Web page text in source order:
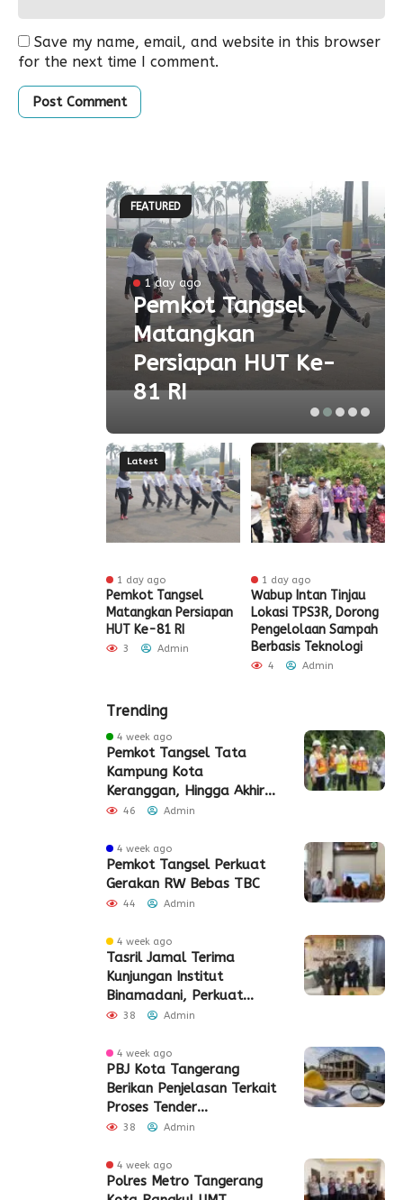
Save my name, email, and website in this browser
for the next time I comment.
FEATURED
1 day ago
Pemkot Tangsel
Matangkan
Persiapan HUT Ke-
81 RI
Latest
1 day ago
Pemkot Tangsel
Matangkan Persiapan
HUT Ke-81 RI
3 Admin
1 day ago
Wabup Intan Tinjau
Lokasi TPS3R, Dorong
Pengelolaan Sampah
Berbasis Teknologi
4 Admin
Trending
4 week ago
Pemkot Tangsel Tata
Kampung Kota
Keranggan, Hingga Akhir
2026
46 Admin
4 week ago
Pemkot Tangsel Perkuat
Gerakan RW Bebas TBC
44 Admin
4 week ago
Tasril Jamal Terima
Kunjungan Institut
Binamadani, Perkuat
Sinergi Bangun SDM Kota
38 Admin
4 week ago
PBJ Kota Tangerang
Berikan Penjelasan Terkait
Proses Tender
Pembangunan Eks Pabrik
38 Admin
4 week ago
Polres Metro Tangerang